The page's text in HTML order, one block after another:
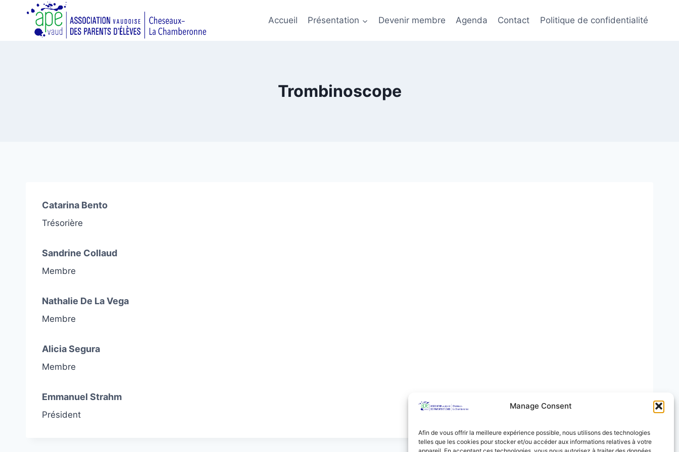
Manage Consent
Afin de vous offrir la meilleure expérience possible, nous utilisons des technologies
telles que les cookies pour stocker et/ou accéder aux informations relatives à votre
Accueil Présentation Devenir membre Agenda Contact Politique de confidentialité​
Trombinoscope
Catarina Bento
Trésorière
Sandrine Collaud
Membre
Nathalie De La Vega
Membre
Alicia Segura
Membre
Emmanuel Strahm
Président